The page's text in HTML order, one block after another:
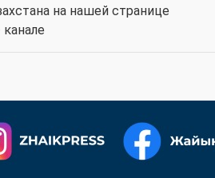
на нашей странице